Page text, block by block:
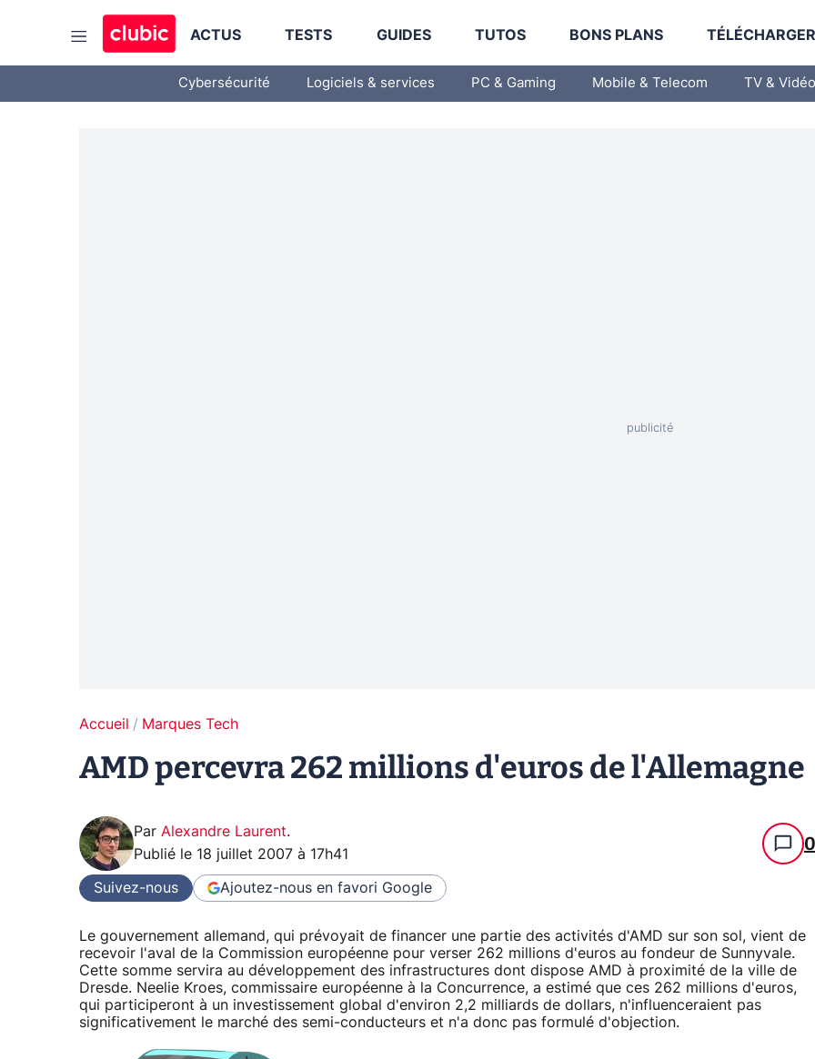
ACTUS TESTS GUIDES TUTOS BONS PLANS
Cybersécurité Logiciels & services PC & Gaming Mobile & Telecom TV & Vidéo
Accueil Marques Tech
AMD percevra 262 millions d'euros de l'Allemagne
Par Alexandre Laurent.
Publié le 18 juillet 2007 à 17h41 0
Suivez-nous Ajoutez-nous en favori Google
Le gouvernement allemand, qui prévoyait de financer une partie des activités d'AMD sur son sol, vient de
recevoir l'aval de la Commission européenne pour verser 262 millions d'euros au fondeur de Sunnyvale.
Cette somme servira au développement des infrastructures dont dispose AMD à proximité de la ville de
Dresde. Neelie Kroes, commissaire européenne à la Concurrence, a estimé que ces 262 millions d'euros,
qui participeront à un investissement global d'environ 2,2 milliards de dollars, n'influenceraient pas
significativement le marché des semi-conducteurs et n'a donc pas formulé d'objection.